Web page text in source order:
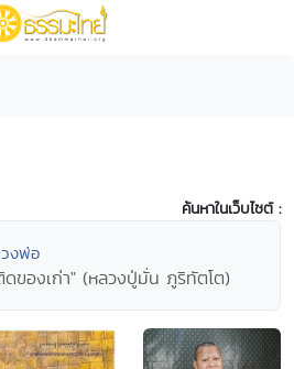
ค้นหาในเว็บไซต์ :
งพ่อ
ดของเก่า" (หลวงปู่มั่น ภูริทัตโต)